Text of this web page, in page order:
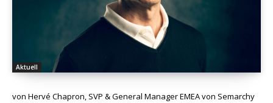
Aktuell
von Hervé Chapron, SVP & General Manager EMEA von Semarchy